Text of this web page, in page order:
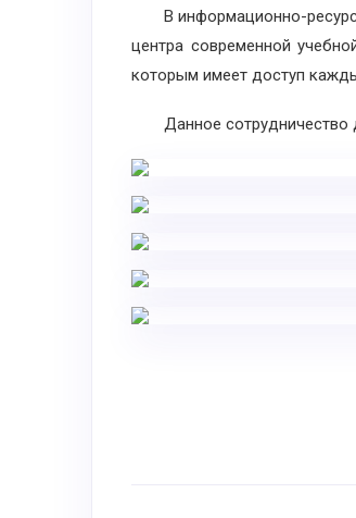
В информационно-
центра современной
которым имеет доступ
Данное сотрудничество